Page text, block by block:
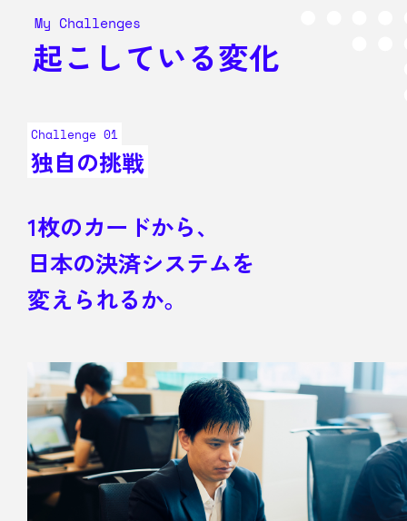
My Challenges
起こしている変化
Challenge 01
独自の挑戦
1枚のカードから、
日本の決済システムを
変えられるか。